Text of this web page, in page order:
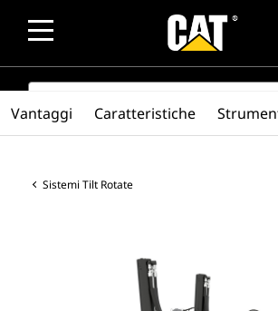
SEARCH
Sistemi Tilt Rotate
Vantaggi Caratteristiche